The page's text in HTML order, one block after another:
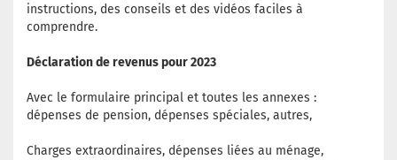
instructions, des conseils et des vidéos faciles à
comprendre.
Déclaration de revenus pour 2023
Avec le formulaire principal et toutes les annexes :
dépenses de pension, dépenses spéciales, autres,
Charges extraordinaires, dépenses liées au ménage,